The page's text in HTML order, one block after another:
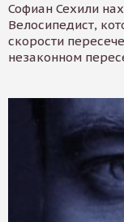
Софиан Сехили
Велосипедист,
скорости
незаконном